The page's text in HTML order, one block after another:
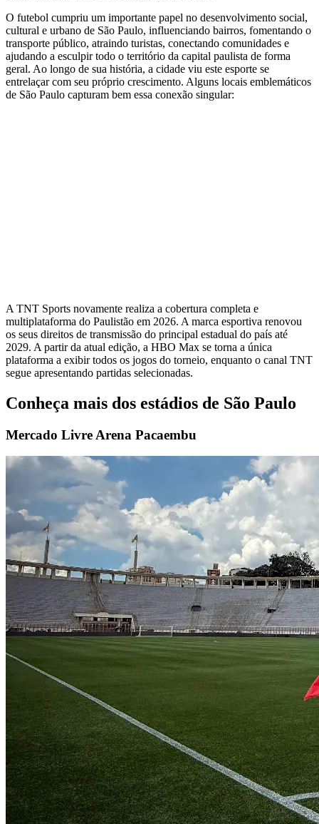
O futebol cumpriu um importante papel no desenvolvimento social,
cultural e urbano de São Paulo, influenciando bairros, fomentando o
transporte público, atraindo turistas, conectando comunidades e
ajudando a esculpir todo o território da capital paulista de forma
geral. Ao longo de sua história, a cidade viu este esporte se
entrelaçar com seu próprio crescimento. Alguns locais emblemáticos
de São Paulo capturam bem essa conexão singular:
A TNT Sports novamente realiza a cobertura completa e
multiplataforma do Paulistão em 2026. A marca esportiva renovou
os seus direitos de transmissão do principal estadual do país até
2029. A partir da atual edição, a HBO Max se torna a única
plataforma a exibir todos os jogos do torneio, enquanto o canal TNT
segue apresentando partidas selecionadas.
Conheça mais dos estádios de São Paulo
Mercado Livre Arena Pacaembu